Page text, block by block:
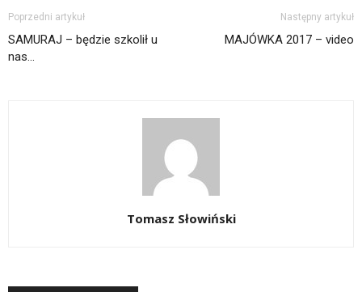
Poprzedni artykuł
SAMURAJ – będzie szkolił u
nas…
Następny artykuł
MAJÓWKA 2017 – video
Tomasz Słowiński